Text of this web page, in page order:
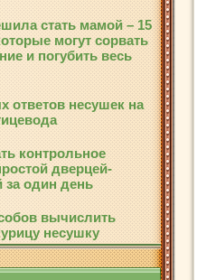
стать мамой – 15
могут сорвать
и погубить весь
ответов несушек на
контрольное
дверцей-
один день
вычислить
несушку